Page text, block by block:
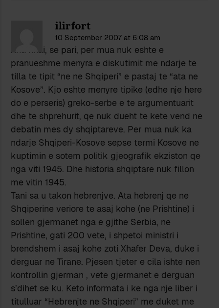
ilirfort
10 September 2007 at 6:08 am
Xha xhai, se pari, per mua nuk eshte e
pranueshme menyra e diskutimit me ndarje te
tilla te tipit “ne ne Shqiperi” e pastaj te “ata ne
Kosove”. Kjo eshte menyre tipike (edhe nje here
do e perseris) greko-serbe e te argumentuarit
dhe te shprehurit, qe nuk dueht te kete vend ne
debatin mes dy shqiptareve. Per mua nuk ka
ndarje Shqiperi-Kosove sepse termi Kosove ne
kuptimin e sotem politik gjeografik ekziston qe
nga viti 1945. Dhe historia shqiptare nuk fillon
me vitin 1945.
Tani sa u takon hebrenjve. Ata hebrenj qe ne
Shqiperine veriore te asaj kohe (ne Prishtine) i
sollen gjermanet nga e gjithe Serbia, ne
Prishtine, gati 200 vete, i shpetoi ministri i
brendshem i asaj kohe zoti Xhafer Deva, duke i
derguar ne Tirane. Pjesen tjeter e cila ishte nen
kontrollin gjerman , vete gjermanet e derguan
s’dihet se ku. Keto informata i ke nga nje liber i
titulluar “Hebrenjte ne Shqiperi” me duket me